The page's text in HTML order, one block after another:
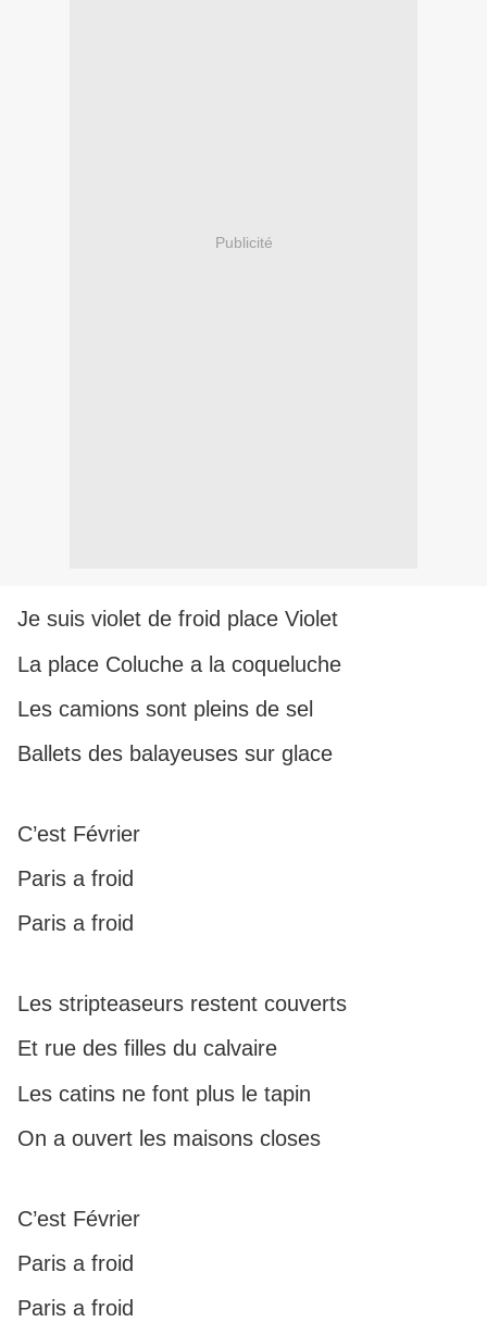
Publicité
Je suis violet de froid place Violet
La place Coluche a la coqueluche
Les camions sont pleins de sel
Ballets des balayeuses sur glace
C’est Février
Paris a froid
Paris a froid
Les stripteaseurs restent couverts
Et rue des filles du calvaire
Les catins ne font plus le tapin
On a ouvert les maisons closes
C’est Février
Paris a froid
Paris a froid